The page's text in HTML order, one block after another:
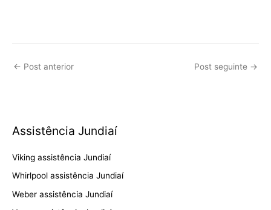
← Post anterior Post seguinte →
Assistência Jundiaí
Viking assistência Jundiaí
Whirlpool assistência Jundiaí
Weber assistência Jundiaí